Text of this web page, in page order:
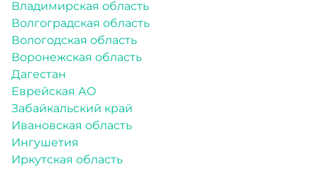
Владимирская область
Волгоградская область
Вологодская область
Воронежская область
Дагестан
Еврейская АО
Забайкальский край
Ивановская область
Ингушетия
Иркутская область